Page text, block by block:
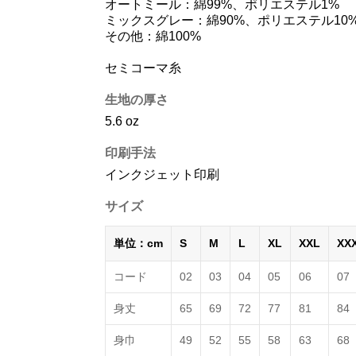
オートミール：綿99%、ポリエステル1%
ミックスグレー：綿90%、ポリエステル
その他：綿100%
セミコーマ糸
生地の厚さ
5.6 oz
印刷手法
インクジェット印刷
サイズ
単位：cm S M L XL XXL
コード 02 03 04 05 06 07
身丈 65 69 72 77 81 84
身巾 49 52 55 58 63 68